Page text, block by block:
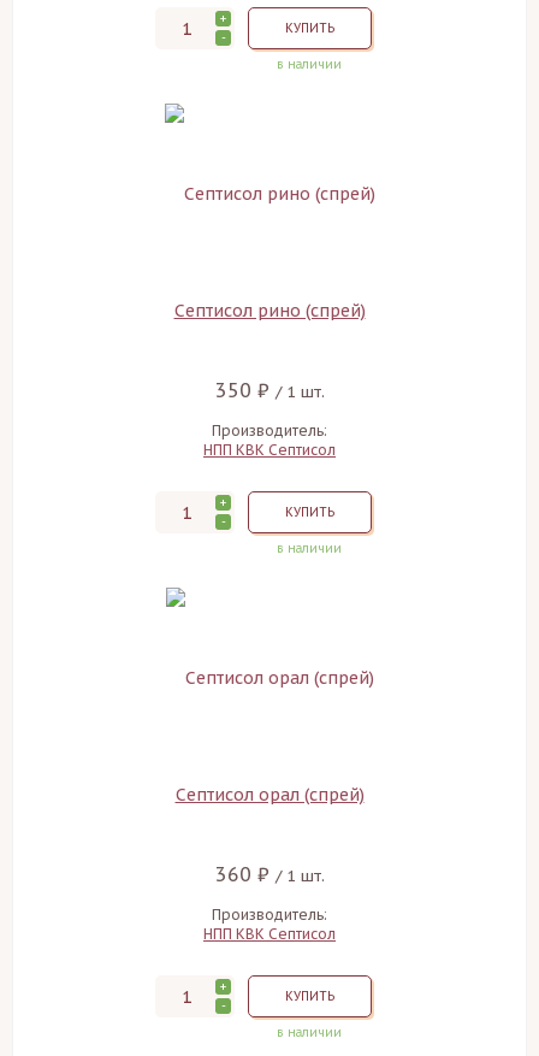
+
-
КУПИТЬ
в наличии
Септисол рино (спрей)
350 ₽ / 1 шт.
Производитель:
НПП КВК Септисол
+
-
КУПИТЬ
в наличии
Септисол орал (спрей)
360 ₽ / 1 шт.
Производитель:
НПП КВК Септисол
+
-
КУПИТЬ
в наличии